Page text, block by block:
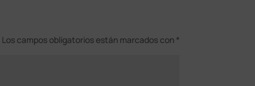
Los campos obligatorios están marcados con *